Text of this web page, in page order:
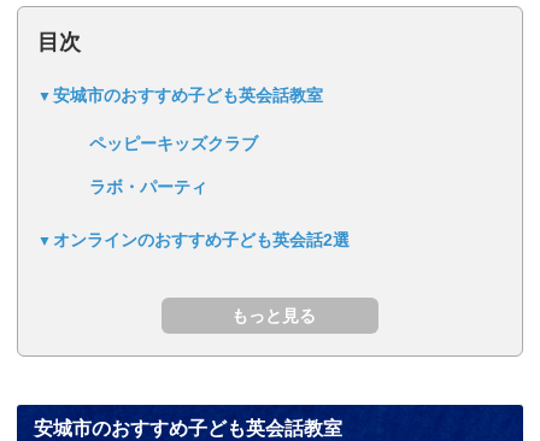
目次
安城市のおすすめ子ども英会話教室
ペッピーキッズクラブ
ラボ・パーティ
オンラインのおすすめ子ども英会話2選
安城市のおすすめ子ども英会話教室